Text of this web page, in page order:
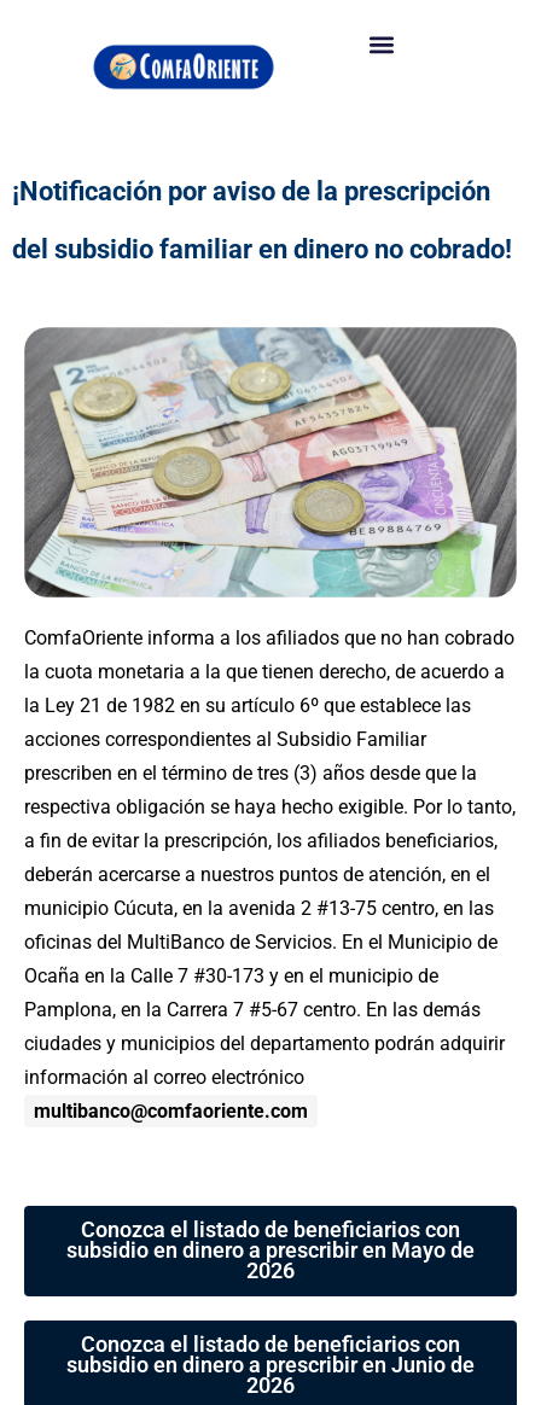
¡Notificación por aviso de la prescripción
del subsidio familiar en dinero no cobrado!
ComfaOriente informa a los afiliados que no han cobrado
la cuota monetaria a la que tienen derecho, de acuerdo a
la Ley 21 de 1982 en su artículo 6º que establece las
acciones correspondientes al Subsidio Familiar
prescriben en el término de tres (3) años desde que la
respectiva obligación se haya hecho exigible. Por lo tanto,
a fin de evitar la prescripción, los afiliados beneficiarios,
deberán acercarse a nuestros puntos de atención, en el
municipio Cúcuta, en la avenida 2 #13-75 centro, en las
oficinas del MultiBanco de Servicios. En el Municipio de
Ocaña en la Calle 7 #30-173 y en el municipio de
Pamplona, en la Carrera 7 #5-67 centro. En las demás
ciudades y municipios del departamento podrán adquirir
información al correo electrónico
multibanco@comfaoriente.com
Conozca el listado de beneficiarios con
subsidio en dinero a prescribir en Mayo de
2026
Conozca el listado de beneficiarios con
subsidio en dinero a prescribir en Junio de
2026